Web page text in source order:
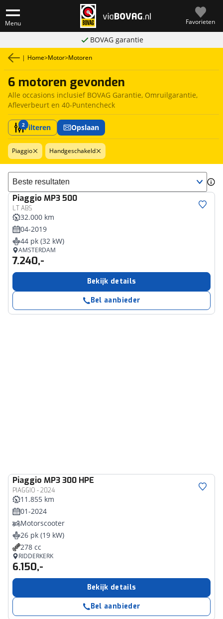
Menu Favorieten
BOVAG garantie
| Home>Motor>Motoren
6 motoren gevonden
Alle occasions inclusief BOVAG Garantie, Omruilgarantie,
Afleverbeurt en 40-Puntencheck
2Filteren Opslaan
Piaggio Handgeschakeld
Sorteer resultaten
Piaggio MP3 500
LT ABS
32.000 km
04-2019
44 pk (32 kW)
AMSTERDAM
7.240,-
Bekijk details
Bel aanbieder
Piaggio MP3 300 HPE
PIAGGIO - 2024
11.855 km
01-2024
Motorscooter
26 pk (19 kW)
278 cc
RIDDERKERK
6.150,-
Bekijk details
Bel aanbieder